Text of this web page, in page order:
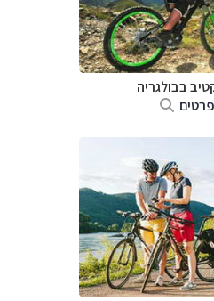
בבולגריה